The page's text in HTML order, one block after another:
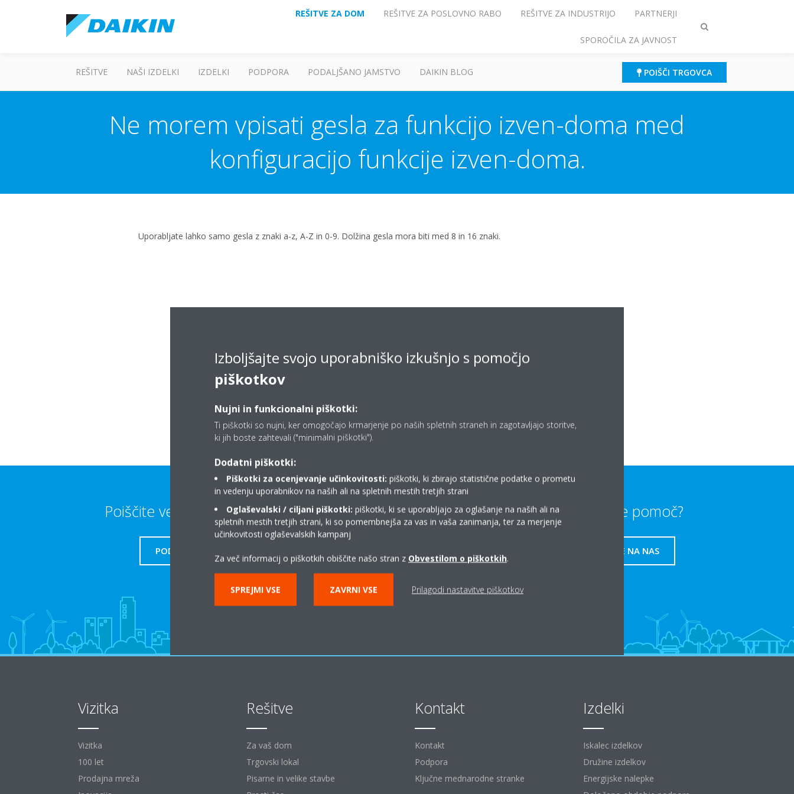
Preklop
REŠITVE ZA DOM REŠITVE ZA POSLOVNO RABO REŠITVE ZA INDUSTRIJO PARTNERJI
SPOROČILA ZA JAVNOST
REŠITVE NAŠI IZDELKI IZDELKI PODPORA PODALJŠANO JAMSTVO DAIKIN BLOG POIŠČI TRGOVCA
Ne morem vpisati gesla za funkcijo izven-doma med
konfiguracijo funkcije izven-doma.
Uporabljate lahko samo gesla z znaki a-z, A-Z in 0-9. Dolžina gesla mora biti med 8 in 16 znaki.
Poiščite več informacij
PODPORA
Oglejte si naš virtualni razstavni
prostor
VSTOPITE V IZKUŠNJO
Potrebujete pomoč?
OBRNITE SE NA NAS
Vizitka
Vizitka
100 let
Prodajna mreža
Rešitve
Za vaš dom
Trgovski lokal
Pisarne in velike stavbe
Kontakt
Kontakt
Podpora
Ključne mednarodne stranke
Izdelki
Iskalec izdelkov
Družine izdelkov
Energijske nalepke
Izboljšajte svojo uporabniško izkušnjo s pomočjo
piškotkov
Nujni in funkcionalni piškotki:
Ti piškotki so nujni, ker omogočajo krmarjenje po naših spletnih straneh in zagotavljajo storitve,
ki jih boste zahtevali ("minimalni piškotki").
Dodatni piškotki:
Piškotki za ocenjevanje učinkovitosti: piškotki, ki zbirajo statistične podatke o prometu
in vedenju uporabnikov na naših ali na spletnih mestih tretjih strani
Oglaševalski / ciljani piškotki: piškotki, ki se uporabljajo za oglašanje na naših ali na
spletnih mestih tretjih strani, ki so pomembnejša za vas in vaša zanimanja, ter za merjenje
učinkovitosti oglaševalskih kampanj
Za več informacij o piškotkih obiščite našo stran z Obvestilom o piškotkih.
SPREJMI VSE ZAVRNI VSE Prilagodi nastavitve piškotkov